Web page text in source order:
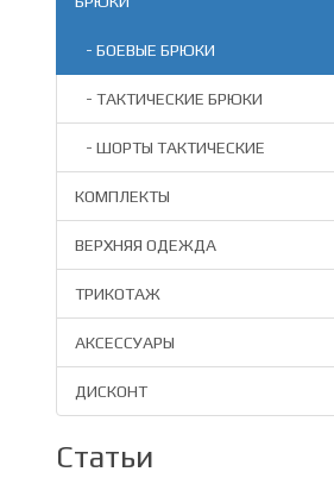
- БОЕВЫЕ БРЮКИ
- ТАКТИЧЕСКИЕ БРЮКИ
- ШОРТЫ ТАКТИЧЕСКИЕ
КОМПЛЕКТЫ
ВЕРХНЯЯ ОДЕЖДА
ТРИКОТАЖ
АКСЕССУАРЫ
ДИСКОНТ
Статьи